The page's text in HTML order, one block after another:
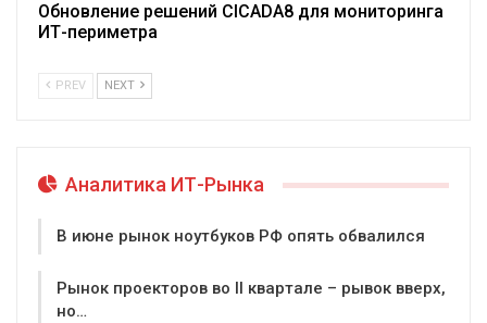
Обновление решений CICADA8 для мониторинга
ИТ-периметра
PREV NEXT
Аналитика ИТ-Рынка
В июне рынок ноутбуков РФ опять обвалился
Рынок проекторов во II квартале – рывок вверх,
но…